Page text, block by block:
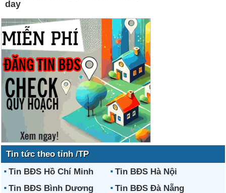
Tin tức theo tỉnh /TP
Tin BĐS Hồ Chí Minh
Tin BĐS Hà Nội
Tin BĐS Bình Dương
Tin BĐS Đà Nẵng